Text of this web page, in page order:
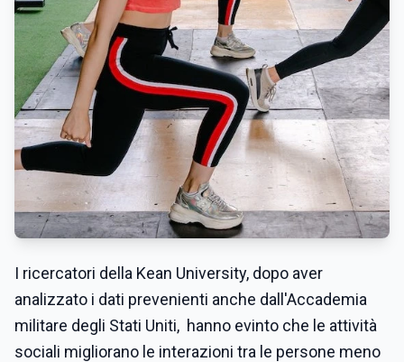
I ricercatori della Kean University, dopo aver
analizzato i dati prevenienti anche dall'Accademia
militare degli Stati Uniti, hanno evinto che le attività
sociali migliorano le interazioni tra le persone meno